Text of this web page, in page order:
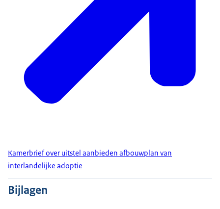
Kamerbrief over uitstel aanbieden afbouwplan van
interlandelijke adoptie
Bijlagen